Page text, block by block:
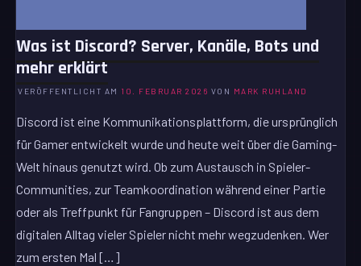
Was ist Discord? Server, Kanäle, Bots und
mehr erklärt
VERÖFFENTLICHT AM 10. FEBRUAR 2026 VON MARK RUHLAND
Discord ist eine Kommunikationsplattform, die ursprünglich
für Gamer entwickelt wurde und heute weit über die Gaming-
Welt hinaus genutzt wird. Ob zum Austausch in Spieler-
Communities, zur Teamkoordination während einer Partie
oder als Treffpunkt für Fangruppen – Discord ist aus dem
digitalen Alltag vieler Spieler nicht mehr wegzudenken. Wer
zum ersten Mal […]